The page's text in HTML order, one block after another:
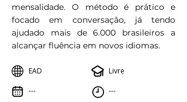
mensalidade. O método é prático e
focado em conversação, já tendo
ajudado mais de 6.000 brasileiros a
alcançar fluência em novos idiomas.
EAD
---
Livre
---